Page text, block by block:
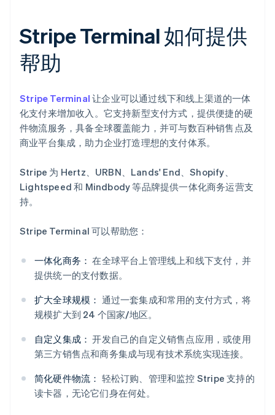
Stripe Terminal 如何提供
帮助
Stripe Terminal 让企业可以通过线下和线上渠道的一体
化支付来增加收入。它支持新型支付方式，提供便捷的硬
件物流服务，具备全球覆盖能力，并可与数百种销售点及
商业平台集成，助力企业打造理想的支付体系。
Stripe 为 Hertz、URBN、Lands' End、Shopify、
Lightspeed 和 Mindbody 等品牌提供一体化商务运营支
持。
Stripe Terminal 可以帮助您：
一体化商务： 在全球平台上管理线上和线下支付，并
提供统一的支付数据。
扩大全球规模： 通过一套集成和常用的支付方式，将
规模扩大到 24 个国家/地区。
自定义集成： 开发自己的自定义销售点应用，或使用
第三方销售点和商务集成与现有技术系统实现连接。
简化硬件物流： 轻松订购、管理和监控 Stripe 支持的
读卡器，无论它们身在何处。
阿联酋
English
English
爱沙尼亚
English
奥地利
Deutsch English
澳大利亚